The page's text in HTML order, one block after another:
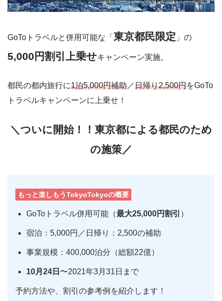
GoToトラベルと併用可能な「 東京都民限定 」の
5,000円割引上乗せキャンペーン実施。
都民の都内旅行に1泊5,000円補助 ／日帰り2,500円をGoTo
トラベルキャンペーンに上乗せ！
＼ついに開始！！東京都による都民のため
の施策／
もっと楽しもうTokyoTokyoの概要
GoToトラベル併用可能（最大25,000円割引 ）
宿泊：5,000円／日帰り：2,500の補助
事業規模：400,000泊分（総額22億）
10月24日 〜2021年3月31日まで
予約方法や、割引の参考例を紹介します！